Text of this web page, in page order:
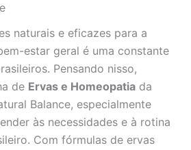
naturais e eficazes para a
estar geral é uma constante
Pensando nisso,
de Ervas e Homeopatia da
Balance, especialmente
às necessidades e à rotina
Com fórmulas de ervas